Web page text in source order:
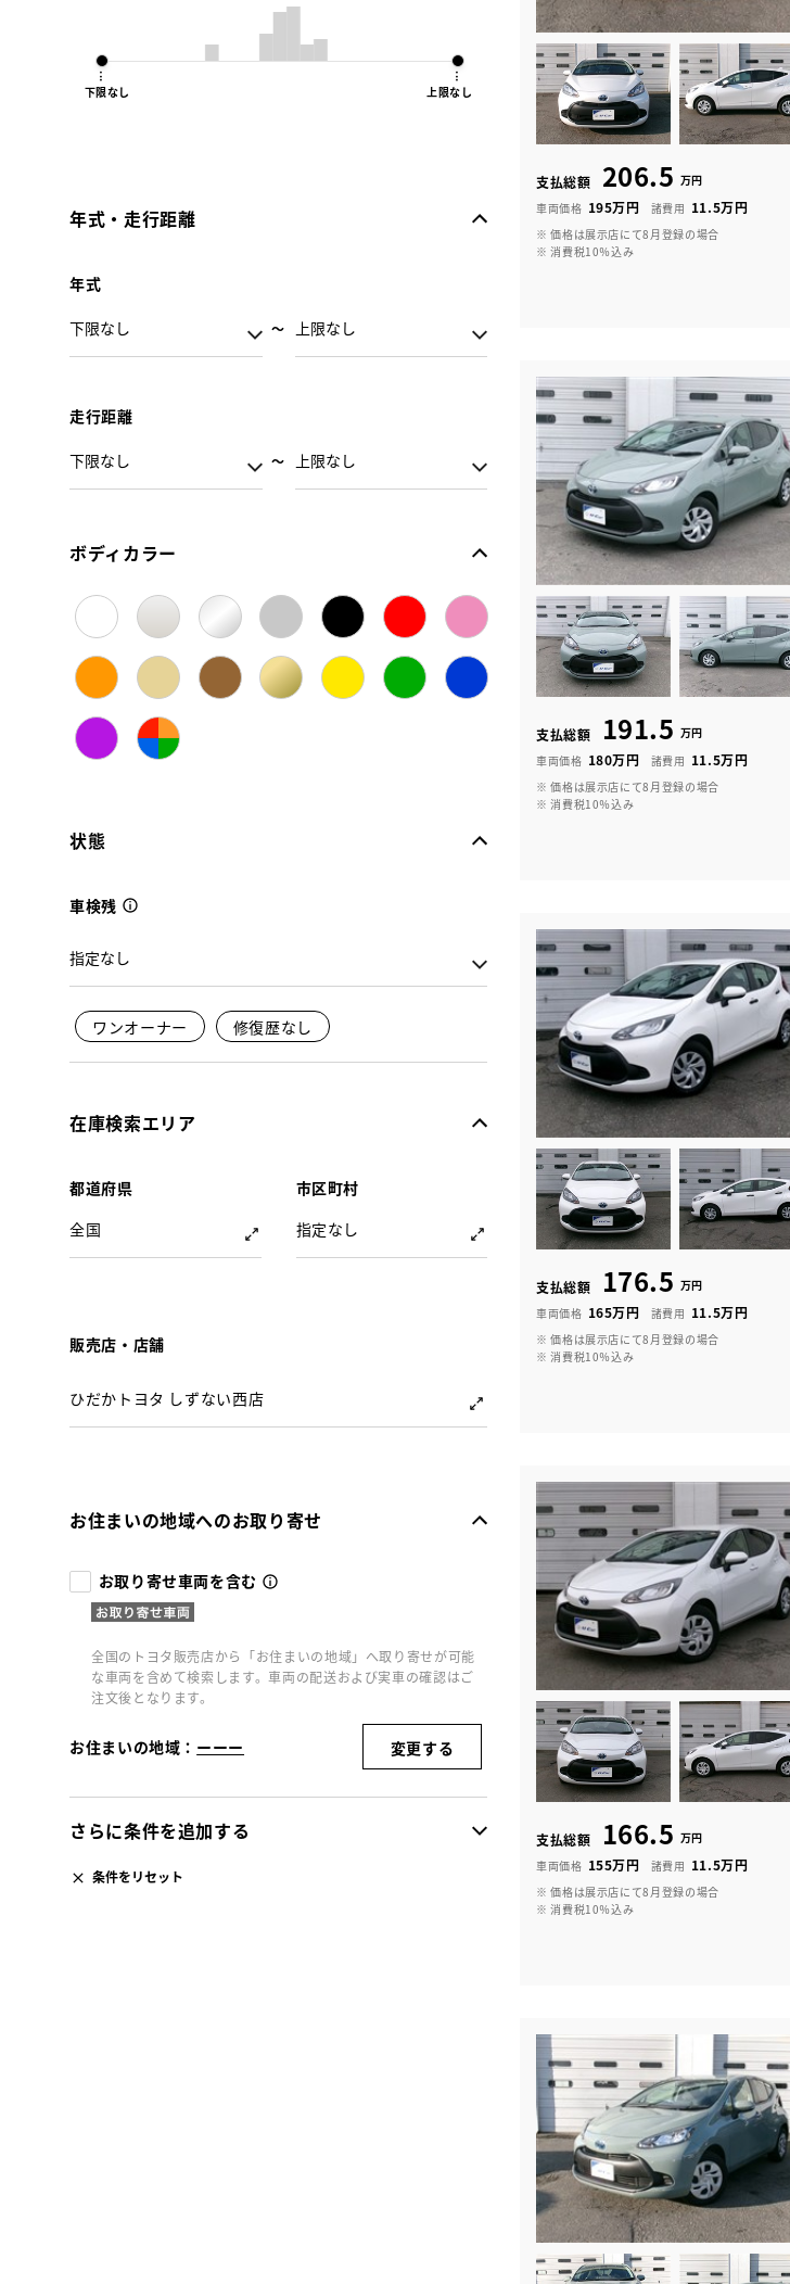
下限なし 上限なし
年式・走行距離
年式
走行距離
ボディカラー
状態
車検残
ワンオーナー 修復歴なし
在庫検索エリア
都道府県
全国
市区町村
指定なし
販売店・店舗
ひだかトヨタ しずない西店
お住まいの地域へのお取り寄せ
お取り寄せ車両を含む
全国のトヨタ販売店から「お住まいの地域」へ取り寄せが可能
な車両を含めて検索します。車両の配送および実車の確認はご
注文後となります。
お住まいの地域： ーーー 変更する
さらに条件を追加する
条件をリセット
支払総額 206.5 万円
車両価格 195万円 諸費用 11.5万円
※ 価格は展示店にて8月登録の場合
※ 消費税10％込み
支払総額 191.5 万円
車両価格 180万円 諸費用 11.5万円
※ 価格は展示店にて8月登録の場合
※ 消費税10％込み
支払総額 176.5 万円
車両価格 165万円 諸費用 11.5万円
※ 価格は展示店にて8月登録の場合
※ 消費税10％込み
支払総額 166.5 万円
車両価格 155万円 諸費用 11.5万円
※ 価格は展示店にて8月登録の場合
※ 消費税10％込み